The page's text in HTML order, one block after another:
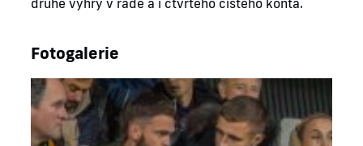
druhé výhry v řadě a i čtvrtého čistého konta.
Fotogalerie